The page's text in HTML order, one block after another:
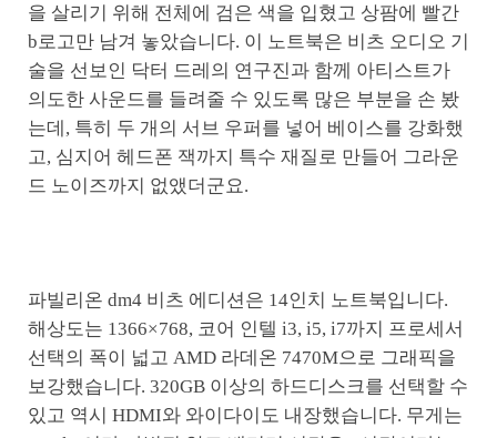
을 살리기 위해 전체에 검은 색을 입혔고 상팜에 빨간
b로고만 남겨 놓았습니다. 이 노트북은 비츠 오디오 기
술을 선보인 닥터 드레의 연구진과 함께 아티스트가
의도한 사운드를 들려줄 수 있도록 많은 부분을 손 봤
는데, 특히 두 개의 서브 우퍼를 넣어 베이스를 강화했
고, 심지어 헤드폰 잭까지 특수 재질로 만들어 그라운
드 노이즈까지 없앴더군요.
파빌리온 dm4 비츠 에디션은 14인치 노트북입니다.
해상도는 1366×768, 코어 인텔 i3, i5, i7까지 프로세서
선택의 폭이 넓고 AMD 라데온 7470M으로 그래픽을
보강했습니다. 320GB 이상의 하드디스크를 선택할 수
있고 역시 HDMI와 와이다이도 내장했습니다. 무게는